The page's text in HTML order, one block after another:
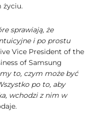
życiu.
sprawiają, że
i po prostu
Vice President of the
of Samsung
to, czym może być
po to, aby
wchodzi z nim w